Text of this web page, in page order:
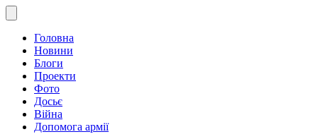
Головна
Новини
Блоги
Проекти
Фото
Досьє
Війна
Допомога армії